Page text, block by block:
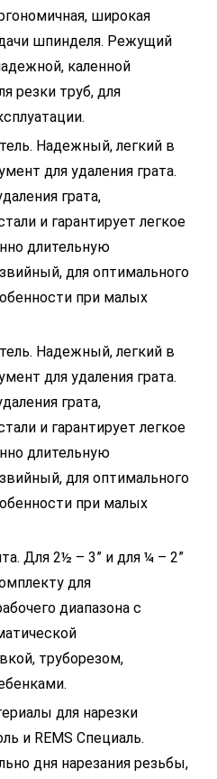
широкая
шпинделя. Режущий
каленной
резки труб, для
Надежный, легкий в
для удаления грата.
грата,
и гарантирует легкое
длительную
для оптимального
при малых
Надежный, легкий в
для удаления грата.
грата,
и гарантирует легкое
длительную
для оптимального
при малых
Для 2½ – 3” и для ¼ – 2”
для
диапазона с
труборезом,
для нарезки
и REMS Специаль.
дня нарезания резьбы,